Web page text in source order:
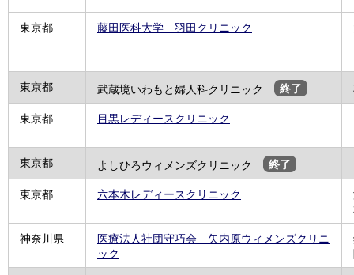
東京都 藤田医科大学 羽田クリニック
東京都 武蔵境いわもと婦人科クリニック 終了
東京都 目黒レディースクリニック
東京都 よしひろウィメンズクリニック 終了
東京都 六本木レディースクリニック
神奈川県
医療法人社団守巧会 矢内原ウィメンズクリニ
ック